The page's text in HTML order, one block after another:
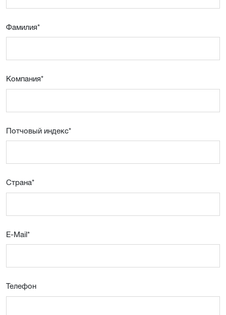
Фамилия*
Компания*
Потчовый индекс*
Страна*
E-Mail*
Телефон